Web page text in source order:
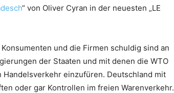
“ von Oliver Cyran in der neuesten „LE
und die Firmen schuldig sind an
der Staaten und mit denen die WTO
einzufüren. Deutschland mit
oder gar Kontrollen im freien Warenverkehr.